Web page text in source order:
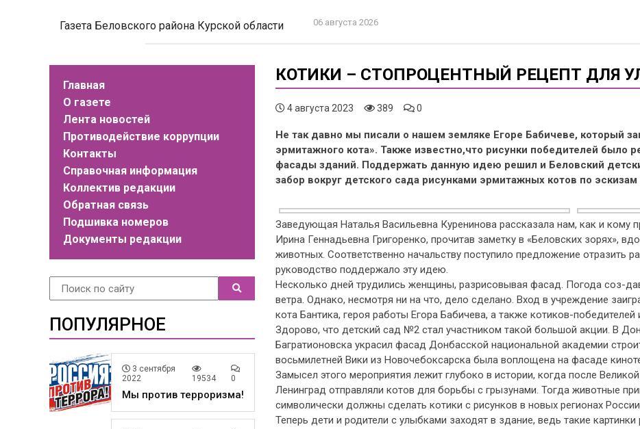
Газета Беловского района Курской области 06 августа 2026
Главная
О газете
Лента новостей
Противодействие коррупции
Контакты
Справочная информация
Коллектив редакции
Обратная связь
Подшивка номеров
Документы редакции
ПОПУЛЯРНОЕ
3 сентября
2022
19534 0
Мы против терроризма!
КОТИКИ – СТОПРОЦЕНТНЫЙ РЕЦЕПТ ДЛЯ
4 августа 2023 389 0
Не так давно мы писали о нашем земляке Егоре Бабичеве, который
эрмитажного кота». Также известно,что рисунки победителей было
фасады зданий. Поддержать данную идею решил и Беловский
забор вокруг детского сада рисунками эрмитажных котов по
Заведующая Наталья Васильевна Куренинова рассказала нам, как и кому
Ирина Геннадьевна Григоренко, прочитав заметку в «Беловских зорях»,
животных. Соответственно начальству поступило предложение отразить
руководство поддержало эту идею.
Несколько дней трудились женщины, разрисовывая фасад. Погода соз-
ветра. Однако, несмотря ни на что, дело сделано. Вход в учреждение
кота Бантика, героя работы Егора Бабичева, а также котиков-победителей
Здорово, что детский сад №2 стал участником такой большой акции. В
Багратионовска украсил фасад Донбасской национальной академии
восьмилетней Вики из Новочебоксарска была воплощена на фасаде
Замысел этого мероприятия лежит глубоко в истории, когда после
Ленинград отправляли котов для борьбы с грызунами. Тогда животные
символически должны сделать котики с рисунков в новых регионах
Теперь дети и родители с улыбками заходят в здание, ведь такие